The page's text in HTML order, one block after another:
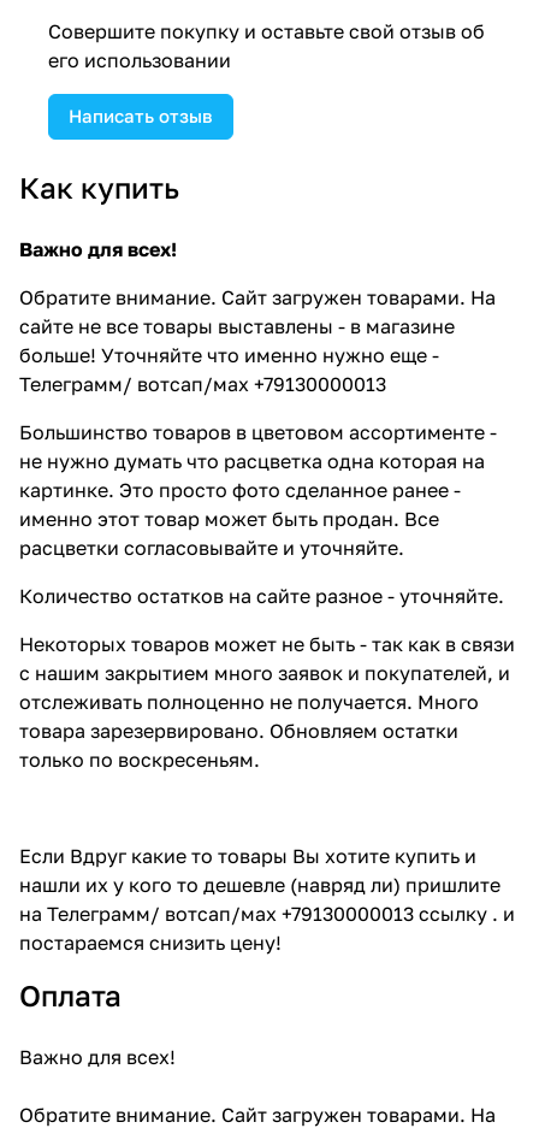
Совершите покупку и оставьте свой отзыв об
его использовании
Написать отзыв
Как купить
Важно для всех!
Обратите внимание. Сайт загружен товарами. На
сайте не все товары выставлены - в магазине
больше! Уточняйте что именно нужно еще -
Телеграмм/ вотсап/мах +79130000013
Большинство товаров в цветовом ассортименте -
не нужно думать что расцветка одна которая на
картинке. Это просто фото сделанное ранее -
именно этот товар может быть продан. Все
расцветки согласовывайте и уточняйте.
Количество остатков на сайте разное - уточняйте.
Некоторых товаров может не быть - так как в связи
с нашим закрытием много заявок и покупателей, и
отслеживать полноценно не получается. Много
товара зарезервировано. Обновляем остатки
только по воскресеньям.
Если Вдруг какие то товары Вы хотите купить и
нашли их у кого то дешевле (навряд ли) пришлите
на Телеграмм/ вотсап/мах +79130000013 ссылку . и
постараемся снизить цену!
Оплата
Важно для всех!
Обратите внимание. Сайт загружен товарами. На